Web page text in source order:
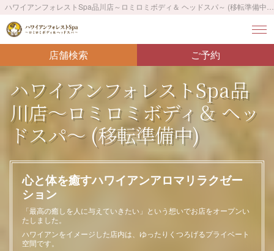
店舗検索 ご予約
ハワイアンフォレストSpa品
川店～ロミロミボディ＆ ヘッ
ドスパ～ (移転準備中)
心と体を癒すハワイアンアロマリラクゼー
ション
「最高の癒しを人に与えていきたい」という想いでお店をオープンい
たしました。
ハワイアンをイメージした店内は、ゆったりくつろげるプライベート
空間です。